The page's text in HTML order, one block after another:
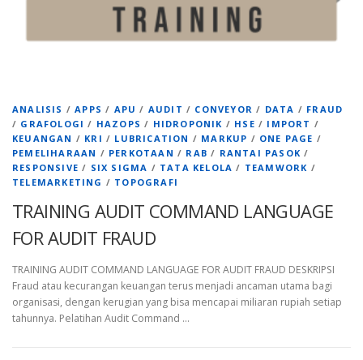
ANALISIS /APPS / APU / AUDIT / CONVEYOR / DATA / FRAUD
/ GRAFOLOGI / HAZOPS / HIDROPONIK / HSE / IMPORT /
KEUANGAN / KRI / LUBRICATION / MARKUP / ONE PAGE /
PEMELIHARAAN / PERKOTAAN / RAB / RANTAI PASOK /
RESPONSIVE / SIX SIGMA / TATA KELOLA / TEAMWORK /
TELEMARKETING / TOPOGRAFI
TRAINING AUDIT COMMAND LANGUAGE
FOR AUDIT FRAUD
TRAINING AUDIT COMMAND LANGUAGE FOR AUDIT FRAUD DESKRIPSI
Fraud atau kecurangan keuangan terus menjadi ancaman utama bagi
organisasi, dengan kerugian yang bisa mencapai miliaran rupiah setiap
tahunnya. Pelatihan Audit Command …